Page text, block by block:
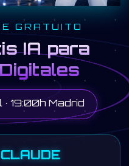
GRATUITO
IA para
19:00h Madrid